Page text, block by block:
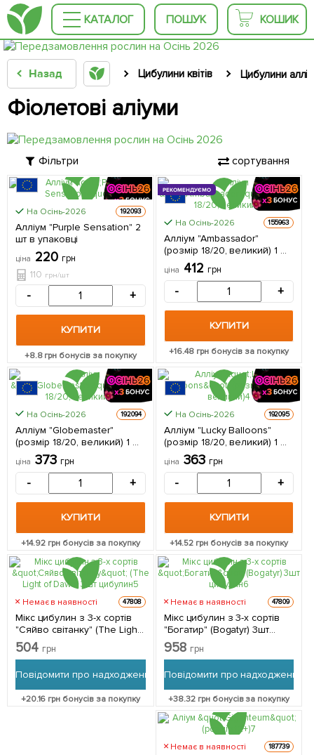
КАТАЛОГ ПОШУК КОШИК
Назад Цибулини квітів Цибулини
Фіолетові аліуми
Фільтри сортування
На Осінь-2026 192093
Алліум "Purple Sensation" 2
шт в упаковці
ціна 220 грн
110 грн/шт
- +
КУПИТИ
+8.8грн бонусів за покупку
РЕКОМЕНДУЄМО
На Осінь-2026 155963
Алліум "Ambassador"
(розмір 18/20, великий) 1 шт
в упаковці
ціна 412 грн
- +
КУПИТИ
+16.48 грн бонусів за покупку
На Осінь-2026 192094
Алліум "Globemaster"
(розмір 18/20, великий) 1 шт
в упаковці
ціна 373 грн
- +
КУПИТИ
+14.92грн бонусів за покупку
На Осінь-2026 192095
Алліум "Lucky Balloons"
(розмір 18/20, великий) 1 шт
в упаковці Нідерланди
ціна 363 грн
- +
КУПИТИ
+14.52 грн бонусів за покупку
Немає в наявності 47808
Мікс цибулин з 3-х сортів
"Сяйво світанку" (The Light
of Dawn) 3шт цибулин
504 грн
Повідомити про надходження
+20.16 грн бонусів за покупку
Немає в наявності 47809
Мікс цибулин з 3-х сортів
"Богатир" (Bogatyr) 3шт
цибулин
958 грн
Повідомити про надходження
+38.32грн бонусів за покупку
Немає в наявності 187739